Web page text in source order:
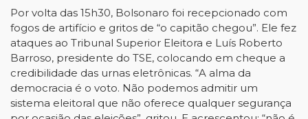
Por volta das 15h30, Bolsonaro foi recepcionado com
fogos de artifício e gritos de “o capitão chegou”. Ele fez
ataques ao Tribunal Superior Eleitora e Luís Roberto
Barroso, presidente do TSE, colocando em cheque a
credibilidade das urnas eletrônicas. “A alma da
democracia é o voto. Não podemos admitir um
sistema eleitoral que não oferece qualquer segurança